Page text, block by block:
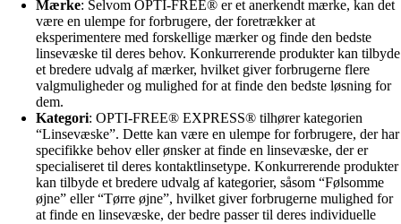
Mærke: Selvom OPTI-FREE® er et anerkendt mærke, kan det
være en ulempe for forbrugere, der foretrækker at
eksperimentere med forskellige mærker og finde den bedste
linsevæske til deres behov. Konkurrerende produkter kan tilbyde
et bredere udvalg af mærker, hvilket giver forbrugerne flere
valgmuligheder og mulighed for at finde den bedste løsning for
dem.
Kategori: OPTI-FREE® EXPRESS® tilhører kategorien
“Linsevæske”. Dette kan være en ulempe for forbrugere, der har
specifikke behov eller ønsker at finde en linsevæske, der er
specialiseret til deres kontaktlinsetype. Konkurrerende produkter
kan tilbyde et bredere udvalg af kategorier, såsom “Følsomme
øjne” eller “Tørre øjne”, hvilket giver forbrugerne mulighed for
at finde en linsevæske, der bedre passer til deres individuelle